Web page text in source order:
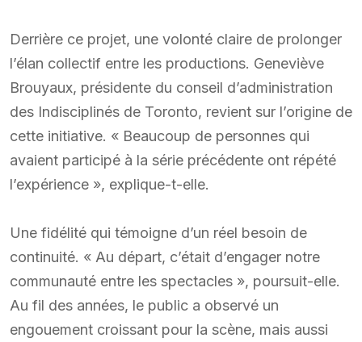
Derrière ce projet, une volonté claire de prolonger
l’élan collectif entre les productions. Geneviève
Brouyaux, présidente du conseil d’administration
des Indisciplinés de Toronto, revient sur l’origine de
cette initiative. « Beaucoup de personnes qui
avaient participé à la série précédente ont répété
l’expérience », explique-t-elle.
Une fidélité qui témoigne d’un réel besoin de
continuité. « Au départ, c’était d’engager notre
communauté entre les spectacles », poursuit-elle.
Au fil des années, le public a observé un
engouement croissant pour la scène, mais aussi